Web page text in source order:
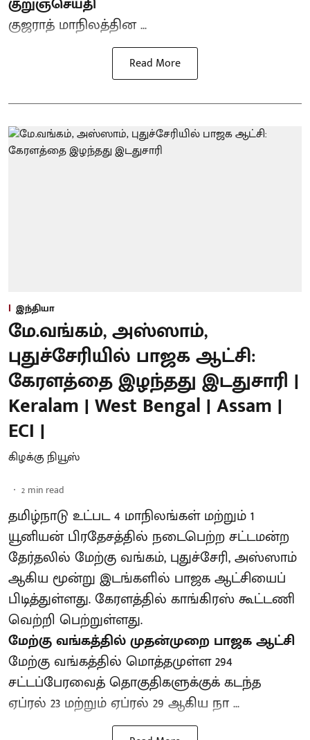
குஜராத் மாநிலத்தின ...
Read More
இந்தியா
மே.வங்கம், அஸ்ஸாம்,
புதுச்சேரியில் பாஜக ஆட்சி:
கேரளத்தை இழந்தது இடதுசாரி |
Keralam | West Bengal | Assam |
ECI |
கிழக்கு நியூஸ்
2 min read
தமிழ்நாடு உட்பட 4 மாநிலங்கள் மற்றும் 1
யூனியன் பிரதேசத்தில் நடைபெற்ற சட்டமன்ற
தேர்தலில் மேற்கு வங்கம், புதுச்சேரி, அஸ்ஸாம்
ஆகிய மூன்று இடங்களில் பாஜக ஆட்சியைப்
பிடித்துள்ளது. கேரளத்தில் காங்கிரஸ் கூட்டணி
வெற்றி பெற்றுள்ளது.
மேற்கு வங்கத்தில் முதன்முறை பாஜக ஆட்சி
மேற்கு வங்கத்தில் மொத்தமுள்ள 294
சட்டப்பேரவைத் தொகுதிகளுக்குக் கடந்த
ஏப்ரல் 23 மற்றும் ஏப்ரல் 29 ஆகிய நா ...